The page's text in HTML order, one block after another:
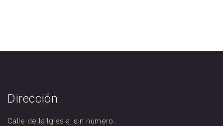
Dirección
Calle de la Iglesia, sin número.